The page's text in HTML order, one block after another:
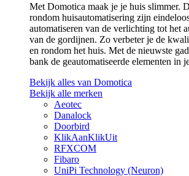
Met Domotica maak je je huis slimmer.
rondom huisautomatisering zijn
automatiseren van de verlichting tot het
van de gordijnen. Zo verbeter je de
en rondom het huis. Met de nieuwste
bank de geautomatiseerde elementen in
Bekijk alles van Domotica
Bekijk alle merken
Aeotec
Danalock
Doorbird
KlikAanKlikUit
RFXCOM
Fibaro
UniPi Technology (Neuron)